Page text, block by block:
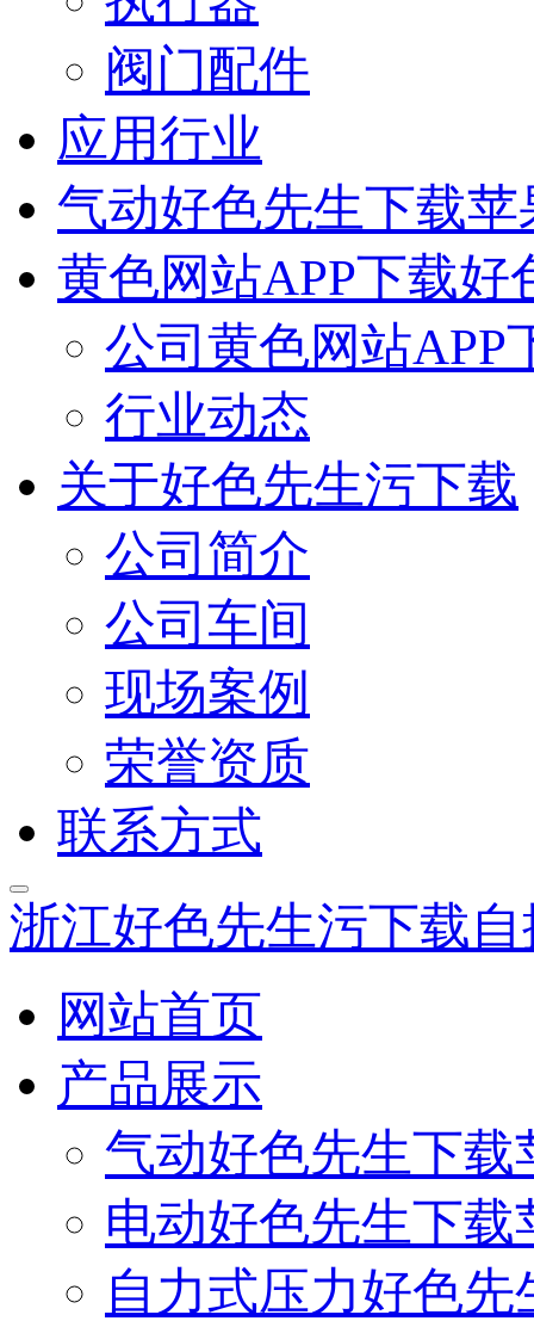
阀门配件
应用行业
气动好色先生下载
黄色网站APP下载好
公司黄色网站APP
行业动态
关于好色先生污下载
公司简介
公司车间
现场案例
荣誉资质
联系方式
浙江好色先生污下载
网站首页
产品展示
气动好色先生下
电动好色先生下
自力式压力好色